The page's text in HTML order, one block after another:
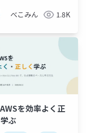
べこみん 1.8K
を効率よく正
ぶ